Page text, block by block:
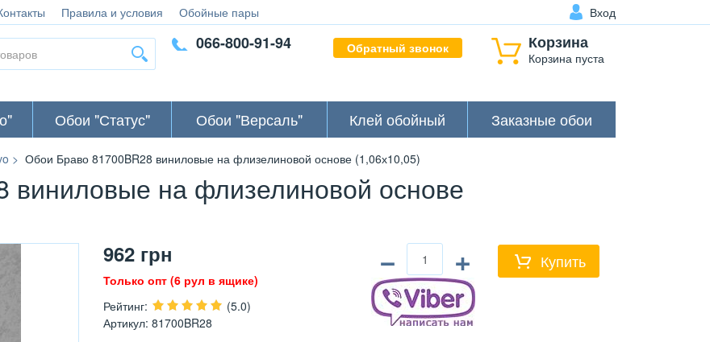
Правила и условия Обойные пары Вход
Корзина
Корзина пуста
066-800-91-94 Обратный звонок
Обои "Статус" Обои "Версаль" Клей обойный Заказные обои
Обои Браво 81700BR28 виниловые на флизелиновой основе (1,06х10,05)
виниловые на флизелиновой основе
962 грн
Только опт (6 рул в ящике)
Рейтинг:
(5.0)
Артикул: 81700BR28
− + Купить